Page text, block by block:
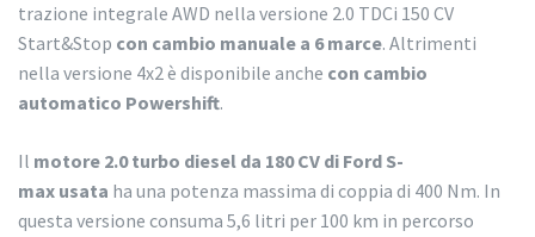
trazione integrale AWD nella versione 2.0 TDCi 150 CV
Start&Stop con cambio manuale a 6 marce. Altrimenti
nella versione 4x2 è disponibile anche con cambio
automatico Powershift.
Il motore 2.0 turbo diesel da 180 CV di Ford S-
max usata ha una potenza massima di coppia di 400 Nm. In
questa versione consuma 5,6 litri per 100 km in percorso